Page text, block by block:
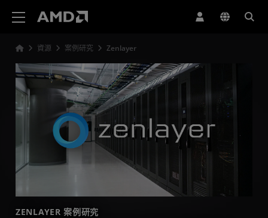
資源 案例研究 Zenlayer
ZENLAYER 案例研究